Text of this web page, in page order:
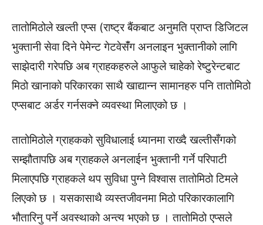
तातोमिठोले खल्ती एप्स (राष्ट्र बैंकबाट अनुमति प्राप्त डिजिटल
भुक्तानी सेवा दिने पेमेन्ट गेटवेसँंग अनलाइन भुक्तानीको लागि
साझेदारी गरेपछि अब ग्राहकहरुले आफुले चाहेको रेष्टुरेन्टबाट
मिठो खानाको परिकारका साथै खाद्यान्न सामानहरु पनि तातोमिठो
एप्सबाट अर्डर गर्नसक्ने व्यवस्था मिलाएको छ ।
तातोमिठोले ग्राहकको सुविधालाई ध्यानमा राख्दै खल्तीसँगको
सम्झौतापछि अब ग्राहकले अनलाईन भुक्तानी गर्ने परिपाटी
मिलाएपछि ग्राहकले थप सुविधा पुग्ने विश्वास तातोमिठो टिमले
लिएको छ । यसकासाथै व्यस्तजीवनमा मिठो परिकारकालागि
भौतारिनु पर्ने अवस्थाको अन्त्य भएको छ । तातोमिठो एप्सले